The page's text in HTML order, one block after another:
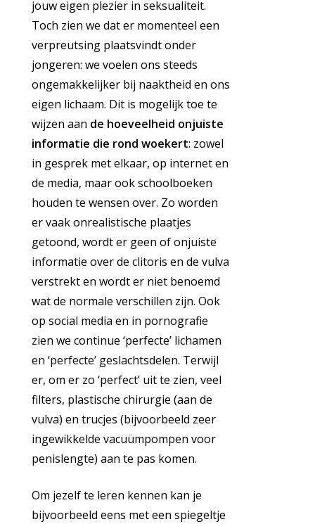
jouw eigen plezier in seksualiteit.
Toch zien we dat er momenteel een
verpreutsing plaatsvindt onder
jongeren: we voelen ons steeds
ongemakkelijker bij naaktheid en ons
eigen lichaam. Dit is mogelijk toe te
wijzen aan de hoeveelheid onjuiste
informatie die rond woekert: zowel
in gesprek met elkaar, op internet en
de media, maar ook schoolboeken
houden te wensen over. Zo worden
er vaak onrealistische plaatjes
getoond, wordt er geen of onjuiste
informatie over de clitoris en de vulva
verstrekt en wordt er niet benoemd
wat de normale verschillen zijn. Ook
op social media en in pornografie
zien we continue ‘perfecte’ lichamen
en ‘perfecte’ geslachtsdelen. Terwijl
er, om er zo ‘perfect’ uit te zien, veel
filters, plastische chirurgie (aan de
vulva) en trucjes (bijvoorbeeld zeer
ingewikkelde vacuümpompen voor
penislengte) aan te pas komen.
Om jezelf te leren kennen kan je
bijvoorbeeld eens met een spiegeltje